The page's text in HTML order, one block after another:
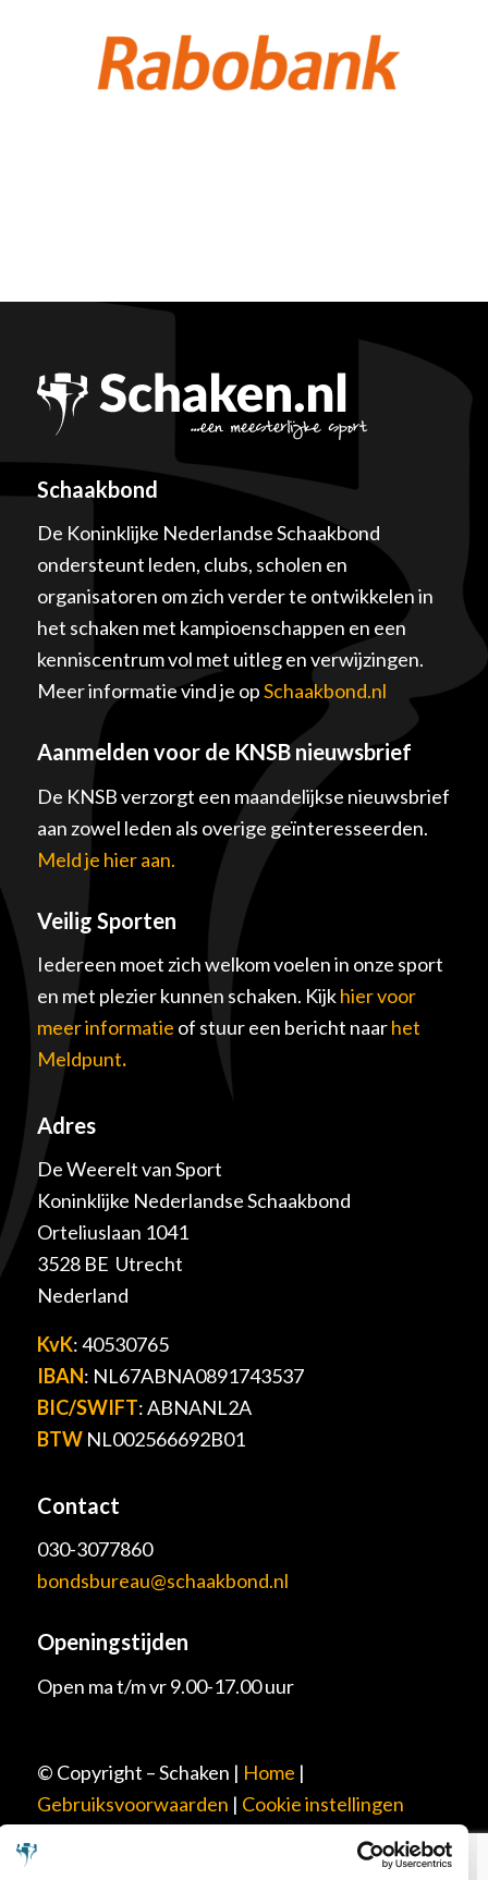
Schaakbond
De Koninklijke Nederlandse Schaakbond
ondersteunt leden, clubs, scholen en
organisatoren om zich verder te ontwikkelen in
het schaken met kampioenschappen en een
kenniscentrum vol met uitleg en verwijzingen.
Meer informatie vind je opSchaakbond.nl
Aanmelden voor de KNSB nieuwsbrief
De KNSB verzorgt een maandelijkse nieuwsbrief
aan zowel leden als overige geïnteresseerden.
Meld je hier aan.
Veilig Sporten
Iedereen moet zich welkom voelen in onze sport
en met plezier kunnen schaken. Kijkhier voor
meer informatie of stuur een bericht naarhet
Meldpunt.
Adres
De Weerelt van Sport
Koninklijke Nederlandse Schaakbond
Orteliuslaan 1041
3528 BE Utrecht
Nederland
KvK: 40530765
IBAN: NL67ABNA0891743537
BIC/SWIFT: ABNANL2A
BTWNL002566692B01
Contact
030-3077860
bondsbureau@schaakbond.nl
Openingstijden
Open ma t/m vr 9.00-17.00 uur
© Copyright – Schaken | Home |
Gebruiksvoorwaarden | Cookie instellingen